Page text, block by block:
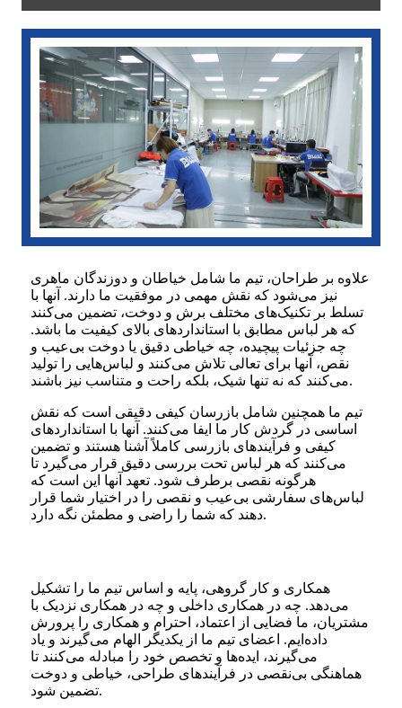
علاوه بر طراحان، تیم ما شامل خیاطان و دوزندگان ماهری
نیز می‌شود که نقش مهمی در موفقیت ما دارند. آنها با
تسلط بر تکنیک‌های مختلف برش و دوخت، تضمین می‌کنند
که هر لباس مطابق با استانداردهای بالای کیفیت ما باشد.
چه جزئیات پیچیده، چه خیاطی دقیق یا دوخت بی‌عیب و
نقص، آنها برای تعالی تلاش می‌کنند و لباس‌هایی را تولید
می‌کنند که نه تنها شیک، بلکه راحت و متناسب نیز باشند.
تیم ما همچنین شامل بازرسان کیفی دقیقی است که نقش
اساسی در گردش کار ما ایفا می‌کنند. آنها با استانداردهای
کیفی و فرآیندهای بازرسی کاملاً آشنا هستند و تضمین
می‌کنند که هر لباس تحت بررسی دقیق قرار می‌گیرد تا
هرگونه نقصی برطرف شود. تعهد آنها این است که
لباس‌های سفارشی بی‌عیب و نقصی را در اختیار شما قرار
دهند که شما را راضی و مطمئن نگه دارد.
همکاری و کار گروهی، پایه و اساس تیم ما را تشکیل
می‌دهد. چه در همکاری داخلی و چه در همکاری نزدیک با
مشتریان، ما فضایی از اعتماد، احترام و همکاری را پرورش
داده‌ایم. اعضای تیم ما از یکدیگر الهام می‌گیرند و یاد
می‌گیرند، ایده‌ها و تخصص خود را مبادله می‌کنند تا
هماهنگی بی‌نقصی در فرآیندهای طراحی، خیاطی و دوخت
تضمین شود.